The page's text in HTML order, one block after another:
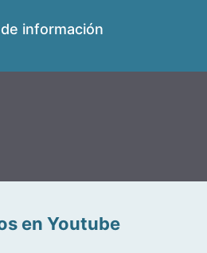
información
en Youtube